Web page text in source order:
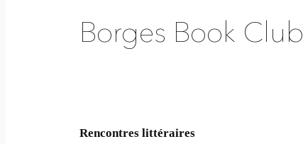
Borges Book Club
Rencontres littéraires